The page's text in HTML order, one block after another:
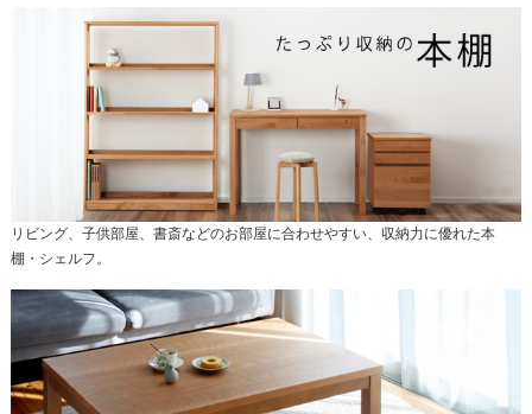
リビング、子供部屋、書斎などのお部屋に合わせやすい、収納力に優れた本
棚・シェルフ。